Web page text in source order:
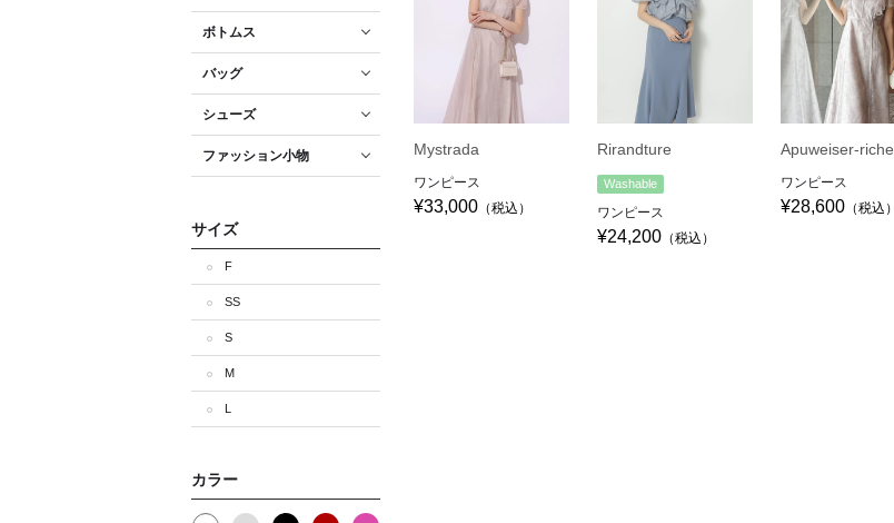
ボトムス
バッグ
シューズ
ファッション小物
サイズ
F
SS
S
M
L
カラー
Mystrada
ワンピース
¥33,000 （税込）
Rirandture
Washable
ワンピース
¥24,200 （税込）
Apuweiser-riche
ワンピース
¥28,600 （税込）